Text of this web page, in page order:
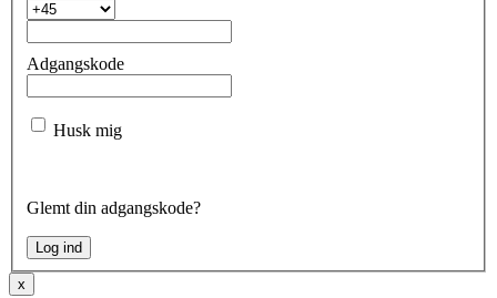
Adgangskode
Husk mig
Glemt din adgangskode?
x